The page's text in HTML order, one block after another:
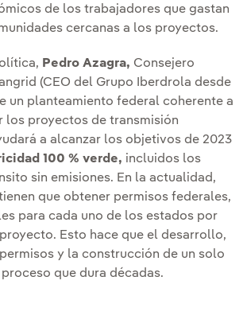
de los trabajadores que gastan
cercanas a los proyectos.
Pedro Azagra, Consejero
(CEO del Grupo Iberdrola desde
un planteamiento federal coherente a
los proyectos de transmisión
a alcanzar los objetivos de 2023
100 % verde, incluidos los
sin emisiones. En la actualidad,
que obtener permisos federales,
para cada uno de los estados por
Esto hace que el desarrollo,
y la construcción de un solo
que dura décadas.